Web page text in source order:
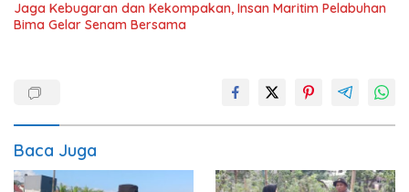
Jaga Kebugaran dan Kekompakan, Insan Maritim Pelabuhan
Bima Gelar Senam Bersama
Baca Juga